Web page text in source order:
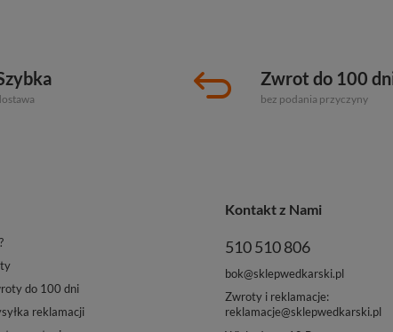
Zwrot do 100
bez podania przyczyny
do 100 dni
reklamacji
Kontakt z Nami
510 510 806
bok@sklepwedkarski.pl
Zwroty i reklamacje:
reklamacje@sklepwedkarski.pl